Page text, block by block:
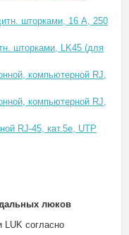
шторками, 16 А, 250
шторками, LK45 (для
компьютерной RJ,
компьютерной RJ,
RJ-45, кат.5е, UTP
люков
согласно